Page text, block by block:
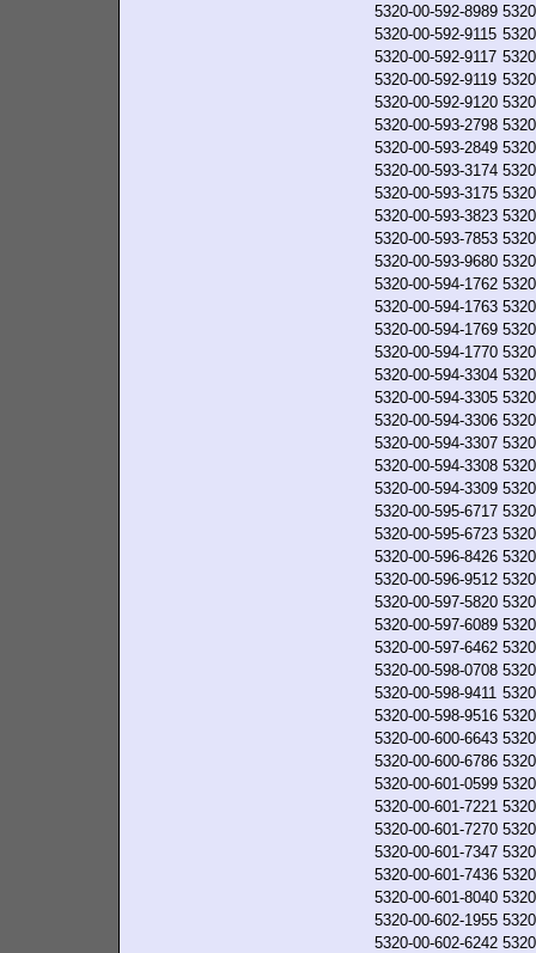
5320-00-592-8989
5320-00-592-9115
5320-00-592-9117
5320-00-592-9119
5320-00-592-9120
5320-00-593-2798
5320-00-593-2849
5320-00-593-3174
5320-00-593-3175
5320-00-593-3823
5320-00-593-7853
5320-00-593-9680
5320-00-594-1762
5320-00-594-1763
5320-00-594-1769
5320-00-594-1770
5320-00-594-3304
5320-00-594-3305
5320-00-594-3306
5320-00-594-3307
5320-00-594-3308
5320-00-594-3309
5320-00-595-6717
5320-00-595-6723
5320-00-596-8426
5320-00-596-9512
5320-00-597-5820
5320-00-597-6089
5320-00-597-6462
5320-00-598-0708
5320-00-598-9411
5320-00-598-9516
5320-00-600-6643
5320-00-600-6786
5320-00-601-0599
5320-00-601-7221
5320-00-601-7270
5320-00-601-7347
5320-00-601-7436
5320-00-601-8040
5320-00-602-1955
5320-00-602-6242